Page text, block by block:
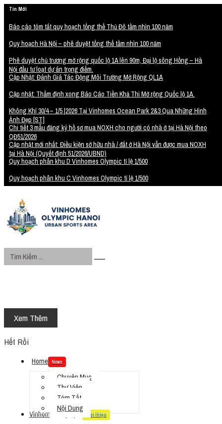
Tin Mới
Báo cáo tóm tắt quy hoạch tổng thể Thủ Đô tầm nhìn 100 năm
Quy hoạch Hà Nội – phê duyệt tổng thể tầm nhìn 100 năm
Phê duyệt chủ trương mở rộng quốc lộ 1A lên 90m, Đại lộ sông Hồng – Hà
Nội đầu tư loạt dự án trọng điểm.
Cập Nhật: Đánh Giá Tác Động Môi Trường Mở Rộng QL1A
Cập nhật: Thẩm định xong Báo Cáo Tiền Khả Thi Mở rộng Quốc lộ 1A.
Không Khí 30/4 – 1/5 |2026 Tại Vinhomes Ocean Park 2&3 Qua Những Hình
Ảnh Đẹp [ST]
Chi tiết 3 mẫu đăng ký hồ sơ mua NOXH cho người có nhà ở tại Hà Nội theo
QĐ51/2026
Cập nhật mới nhất: Điều kiện sở hữu nhà / đất ở Hà Nội vẫn được mua NOXH
tại Hà Nội (Quyết định 51/2026/UBND)
Quy hoạch phân khu D Vinhomes Olympic tỉ lệ 1/500
Quy hoạch phân khu C Vinhomes Olympic tỉ lệ 1/500
Xem Thêm
Hết Rồi
Home News
Chuyên Mục
Thư Viện
Tóm Tắt
Nội Dung
Vinhomes Olympic Giới thiệu